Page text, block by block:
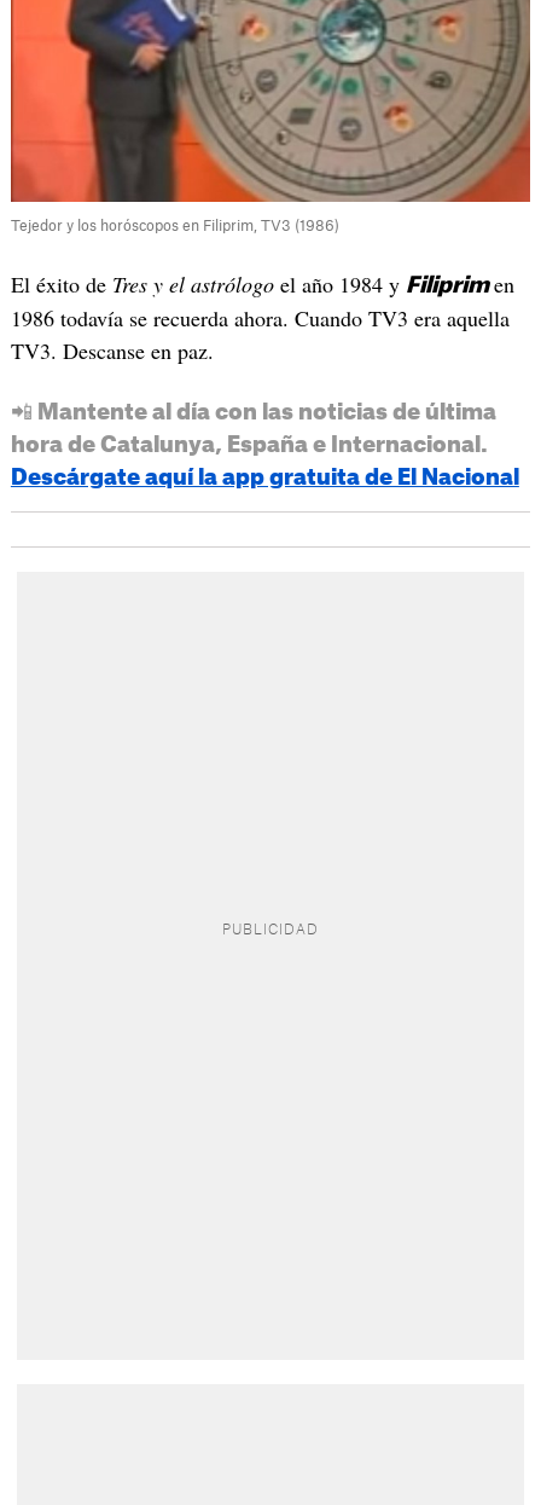
Tejedor y los horóscopos en Filiprim, TV3 (1986)
El éxito de Tres y el astrólogoel año 1984 y Filiprim en
1986 todavía se recuerda ahora. Cuando TV3 era aquella
TV3. Descanse en paz.
📲 Mantente al día con las noticias de última
hora de Catalunya, España e Internacional.
Descárgate aquí la app gratuita de El Nacional